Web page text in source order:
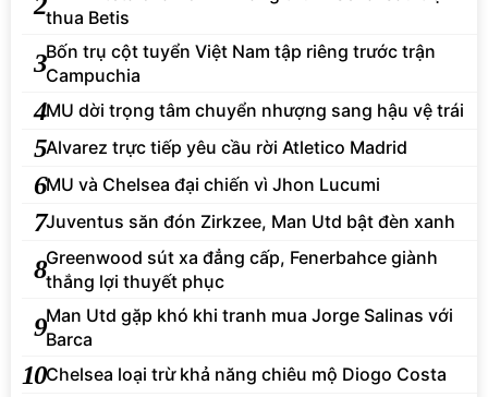
thua Betis
3Bốn trụ cột tuyển Việt Nam tập riêng trước trận
Campuchia
4MU dời trọng tâm chuyển nhượng sang hậu vệ trái
5Alvarez trực tiếp yêu cầu rời Atletico Madrid
6MU và Chelsea đại chiến vì Jhon Lucumi
7Juventus săn đón Zirkzee, Man Utd bật đèn xanh
8Greenwood sút xa đẳng cấp, Fenerbahce giành
thắng lợi thuyết phục
9Man Utd gặp khó khi tranh mua Jorge Salinas với
Barca
10Chelsea loại trừ khả năng chiêu mộ Diogo Costa